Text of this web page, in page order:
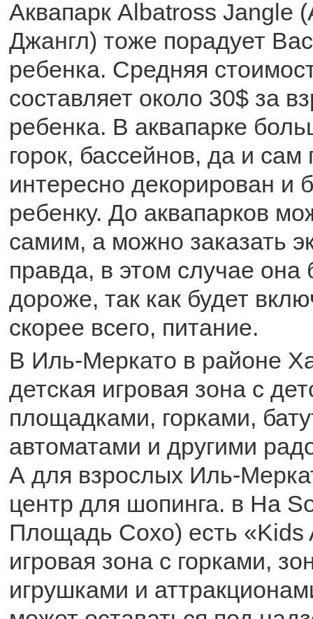
Аквапарк Albatross Jangle
Джангл) тоже порадует
ребенка. Средняя
составляет около 30$ за
ребенка. В аквапарке
горок, бассейнов, да и сам
интересно декорирован и
ребенку. До аквапарков
самим, а можно заказать
правда, в этом случае она
дороже, так как будет
скорее всего, питание.
В Иль-Меркато в районе
детская игровая зона с
площадками, горками,
автоматами и другими
А для взрослых Иль-
центр для шопинга. в На
Площадь Сохо) есть «Kids
игровая зона с горками,
игрушками и